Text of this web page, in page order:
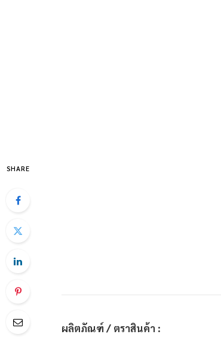
SHARE
ผลิตภัณฑ์ / ตราสินค้า :